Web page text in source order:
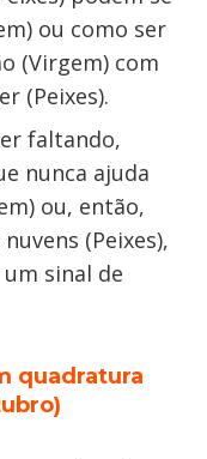
ou como ser
(Virgem) com
(Peixes).
faltando,
nunca ajuda
ou, então,
(Peixes),
sinal de
quadratura